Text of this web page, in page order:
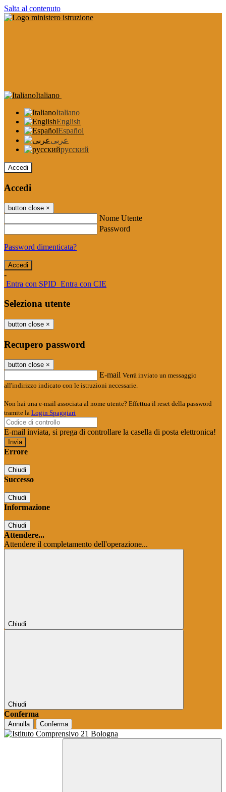
Salta al contenuto
Italiano
Italiano
English
Español
عربى
русский
Accedi
Accedi
button close ×
Nome Utente
Password
Password dimenticata?
-
Entra con SPID Entra con CIE
Seleziona utente
button close ×
Recupero password
button close ×
E-mail Verrà inviato un messaggio
all'indirizzo indicato con le istruzioni necessarie.
Non hai una e-mail associata al nome utente? Effettua il reset della password
tramite la Login Spaggiari
E-mail inviata, si prega di controllare la casella di posta elettronica!
Errore
Chiudi
Successo
Chiudi
Informazione
Chiudi
Attendere...
Attendere il completamento dell'operazione...
Chiudi
Chiudi
Conferma
Annulla Conferma